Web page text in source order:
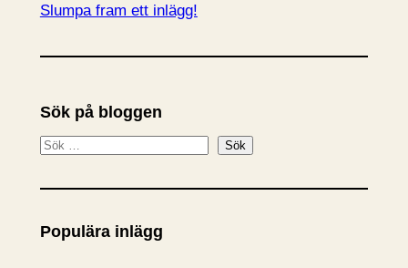
Slumpa fram ett inlägg!
Sök på bloggen
S
k
Sök
Populära inlägg